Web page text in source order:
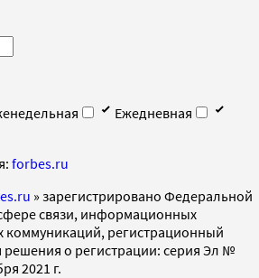
Ежедневная
forbes.ru
» зарегистрировано Федеральной
связи, информационных
коммуникаций, регистрационный
решения о регистрации: серия Эл №
2021 г.